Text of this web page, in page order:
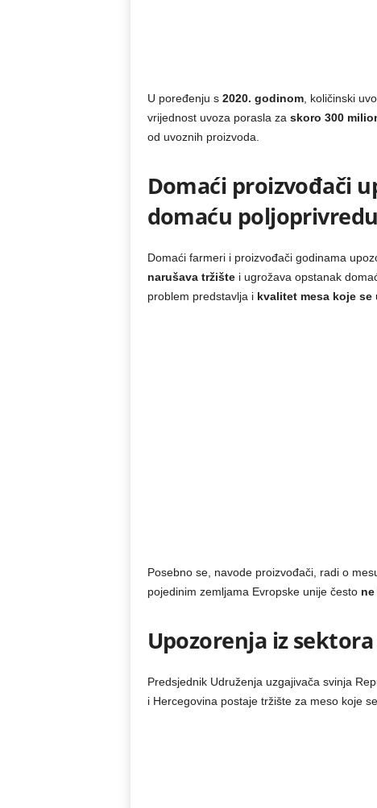
U poređenju s 2020. godinom, količinski
vrijednost uvoza porasla za skoro 300
od uvoznih proizvoda.
Domaći proizvođači
domaću poljoprivredu
Domaći farmeri i proizvođači godinama
narušava tržištei ugrožava opstanak
problem predstavlja i kvalitet mesa koje se
Posebno se, navode proizvođači, radi o
pojedinim zemljama Evropske unije često
Upozorenja iz
Predsjednik Udruženja uzgajivača svinja
i Hercegovina postaje tržište za meso koje